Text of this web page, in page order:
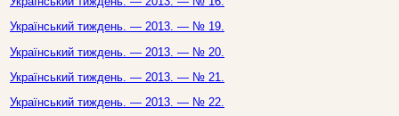
Український тиждень. — 2013. — № 19.
Український тиждень. — 2013. — № 20.
Український тиждень. — 2013. — № 21.
Український тиждень. — 2013. — № 22.